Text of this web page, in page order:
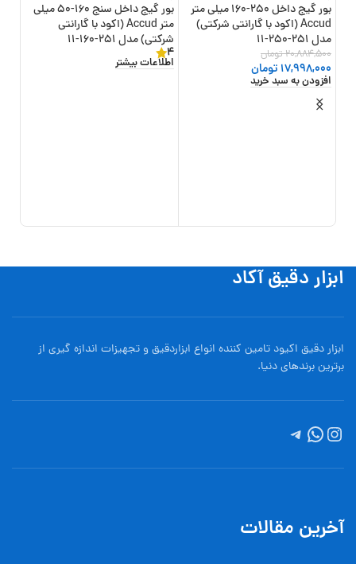
-14%
بور گیج داخل 250-160 میلی متر
Accud (اکود با گارانتی شرکتی)
مدل 251-250-11
20,884,500تومان
17,998,000 تومان
افزودن به سبد خرید
بور گیج داخل سنج 160-50 میلی
متر Accud (اکود با گارانتی
شرکتی) مدل 251-160-11
4
اطلاعات بیشتر
ابزار دقیق آکاد
ابزار دقیق اکیود تامین کننده انواع ابزاردقيق و تجهيزات اندازه گیری از
برترین برندهای دنیا.
آخرین مقالات